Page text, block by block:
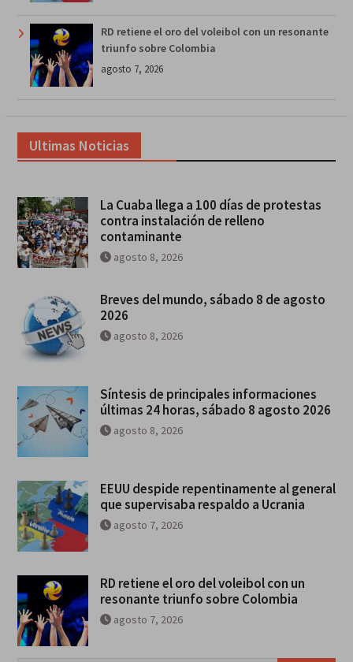
RD retiene el oro del voleibol con un resonante
triunfo sobre Colombia
agosto 7, 2026
Ultimas Noticias
La Cuaba llega a 100 días de protestas
contra instalación de relleno
contaminante
agosto 8, 2026
Breves del mundo, sábado 8 de agosto
2026
agosto 8, 2026
Síntesis de principales informaciones
últimas 24 horas, sábado 8 agosto 2026
agosto 8, 2026
EEUU despide repentinamente al general
que supervisaba respaldo a Ucrania
agosto 7, 2026
RD retiene el oro del voleibol con un
resonante triunfo sobre Colombia
agosto 7, 2026